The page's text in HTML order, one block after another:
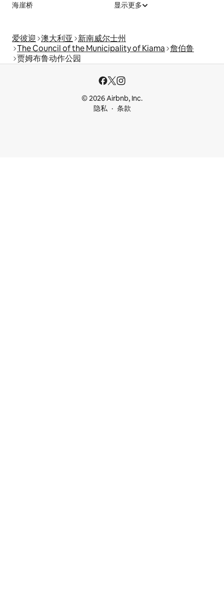
海崖桥 显示更多
爱彼迎 澳大利亚
新南威尔士州
The Council of the Municipality of Kiama 詹伯鲁
贾姆布鲁动作公园
© 2026 Airbnb, Inc.
隐私
条款